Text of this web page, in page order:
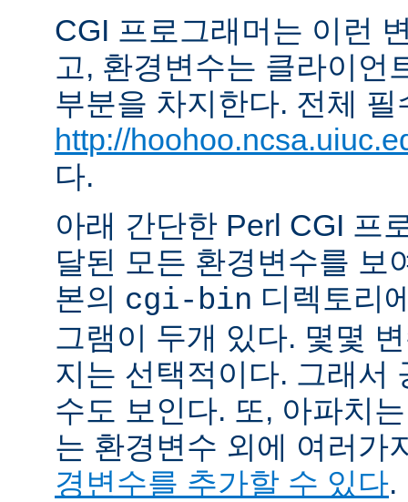
CGI 프로그래머는 이런
고, 환경변수는 클라이언
부분을 차지한다. 전체
http://
다.
아래 간단한 Perl CGI 프
달된 모든 환경변수를 보
본의 cgi-bin 디렉토리
그램이 두개 있다. 몇몇
지는 선택적이다. 그래서
수도 보인다. 또, 아파치
는 환경변수 외에 여러가
경변수를 추가할 수 있다.